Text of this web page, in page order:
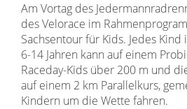
Am Vortag des
des Velorace im
Sachsentour für Kids. Jedes
6-14 Jahren kann auf einem
Raceday-Kids über 200 m und
auf einem 2 km Parallelkurs,
Kindern um die Wette fahren.